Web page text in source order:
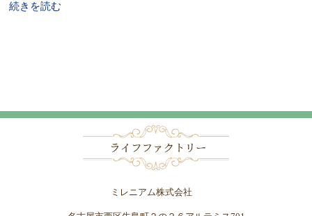
続きを読む
ミレニアム株式会社